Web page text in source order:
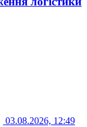
03.08.2026, 12:49